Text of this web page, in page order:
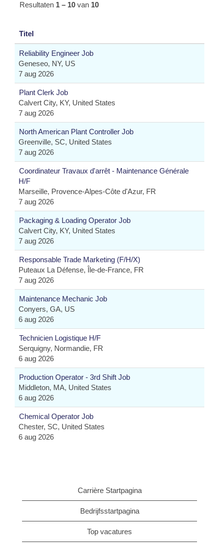
Resultaten 1 – 10 van 10
Titel
Reliability Engineer Job
Geneseo, NY, US
7 aug 2026
Plant Clerk Job
Calvert City, KY, United States
7 aug 2026
North American Plant Controller Job
Greenville, SC, United States
7 aug 2026
Coordinateur Travaux d'arrêt - Maintenance Générale
H/F
Marseille, Provence-Alpes-Côte d'Azur, FR
7 aug 2026
Packaging & Loading Operator Job
Calvert City, KY, United States
7 aug 2026
Responsable Trade Marketing (F/H/X)
Puteaux La Défense, Île-de-France, FR
7 aug 2026
Maintenance Mechanic Job
Conyers, GA, US
6 aug 2026
Technicien Logistique H/F
Serquigny, Normandie, FR
6 aug 2026
Production Operator - 3rd Shift Job
Middleton, MA, United States
6 aug 2026
Chemical Operator Job
Chester, SC, United States
6 aug 2026
Carrière Startpagina
Bedrijfsstartpagina
Top vacatures